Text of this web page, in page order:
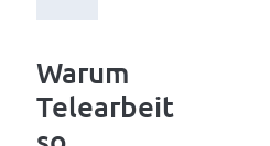
Warum
Telearbeit